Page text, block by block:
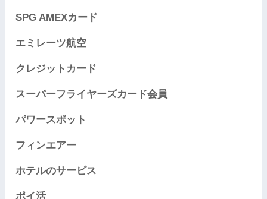
SPG AMEXカード
エミレーツ航空
クレジットカード
スーパーフライヤーズカード会員
パワースポット
フィンエアー
ホテルのサービス
ポイ活